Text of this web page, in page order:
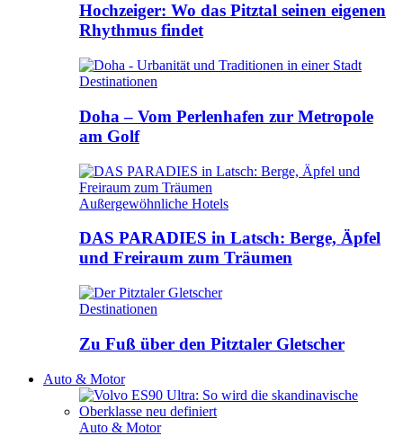
Hochzeiger: Wo das Pitztal seinen eigenen
Rhythmus findet
Destinationen
Doha – Vom Perlenhafen zur Metropole
am Golf
Außergewöhnliche Hotels
DAS PARADIES in Latsch: Berge, Äpfel
und Freiraum zum Träumen
Destinationen
Zu Fuß über den Pitztaler Gletscher
Auto & Motor
Auto & Motor